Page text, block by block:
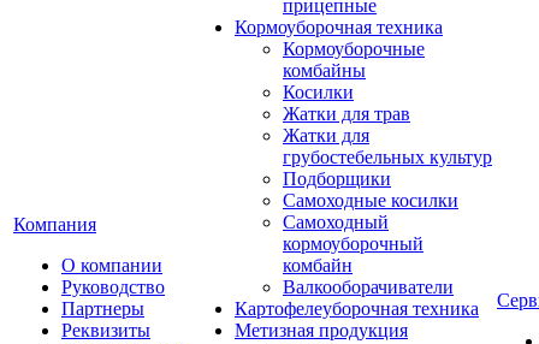
Компания
О компании
Руководство
Партнеры
Реквизиты
прицепные
Кормоуборочная техника
Кормоуборочные
комбайны
Косилки
Жатки для трав
Жатки для
грубостебельных культур
Подборщики
Самоходные косилки
Самоходный
кормоуборочный
комбайн
Валкооборачиватели
Картофелеуборочная техника
Метизная продукция